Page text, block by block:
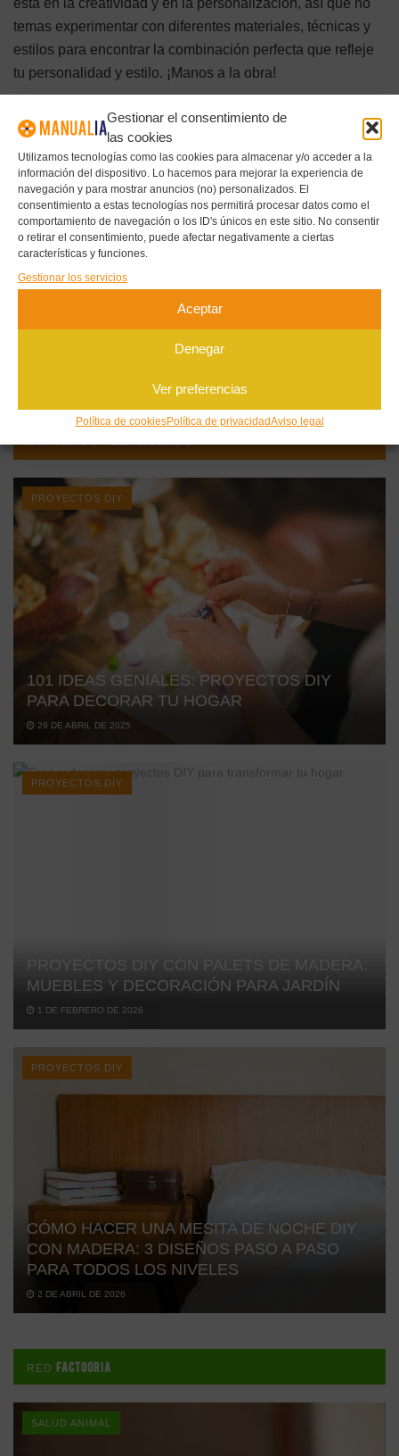
Gestionar el consentimiento de
las cookies
Utilizamos tecnologías como las cookies para almacenar y/o acceder a la
información del dispositivo. Lo hacemos para mejorar la experiencia de
navegación y para mostrar anuncios (no) personalizados. El
consentimiento a estas tecnologías nos permitirá procesar datos como el
comportamiento de navegación o los ID's únicos en este sitio. No consentir
o retirar el consentimiento, puede afectar negativamente a ciertas
características y funciones.
Gestionar los servicios
Aceptar
Denegar
Ver preferencias
Política de cookiesPolítica de privacidadAviso legal
temas experimentar con diferentes materiales, técnicas y
estilos para encontrar la combinación perfecta que refleje
tu personalidad y estilo. ¡Manos a la obra!
Decoración del hogar Ideas creativas
Proyectos DIY
Publicación anterior
MANUALIDADES CON CARTÓN Y PAPEL
RECICLADO: PAPIER-MÂCHÉ, ROLLOS Y CAJAS
Siguiente publicación
MATERIALES, TÉCNICAS Y DISEÑOS PASO A PASO
CONTENIDORELACIONADO
PROYECTOS DIY
101 IDEAS GENIALES: PROYECTOS DIY
PARA DECORAR TU HOGAR
29 DE ABRIL DE 2025
PROYECTOS DIY
PROYECTOS DIY CON PALETS DE MADERA:
MUEBLES Y DECORACIÓN PARA JARDÍN
1 DE FEBRERO DE 2026
PROYECTOS DIY
CÓMO HACER UNA MESITA DE NOCHE DIY
CON MADERA: 3 DISEÑOS PASO A PASO
PARA TODOS LOS NIVELES
2 DE ABRIL DE 2026
RED FACTOORIA
SALUD ANIMAL